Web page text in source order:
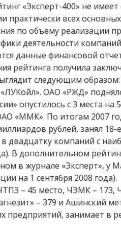
«Эксперт-400» не
практически всех
по объему реализации
деятельности
данные финансовой
рейтинга получила
следующим
ОАО «РЖД»
опустилось с 3 места на
«ММК». По итогам 2007
рублей, занял 18-
двадцатку компаний с
В дополнительном
в журнале «Эксперт», у
на 1 сентября 2008 года).
– 45 место, ЧЭМК – 173,
– 379 и Ашинский
занимает в